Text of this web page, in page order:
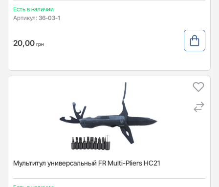
Есть в наличии
Артикул: 36-03-1
20,00 грн
Мультитул универсальный FR Multi-Pliers HC21